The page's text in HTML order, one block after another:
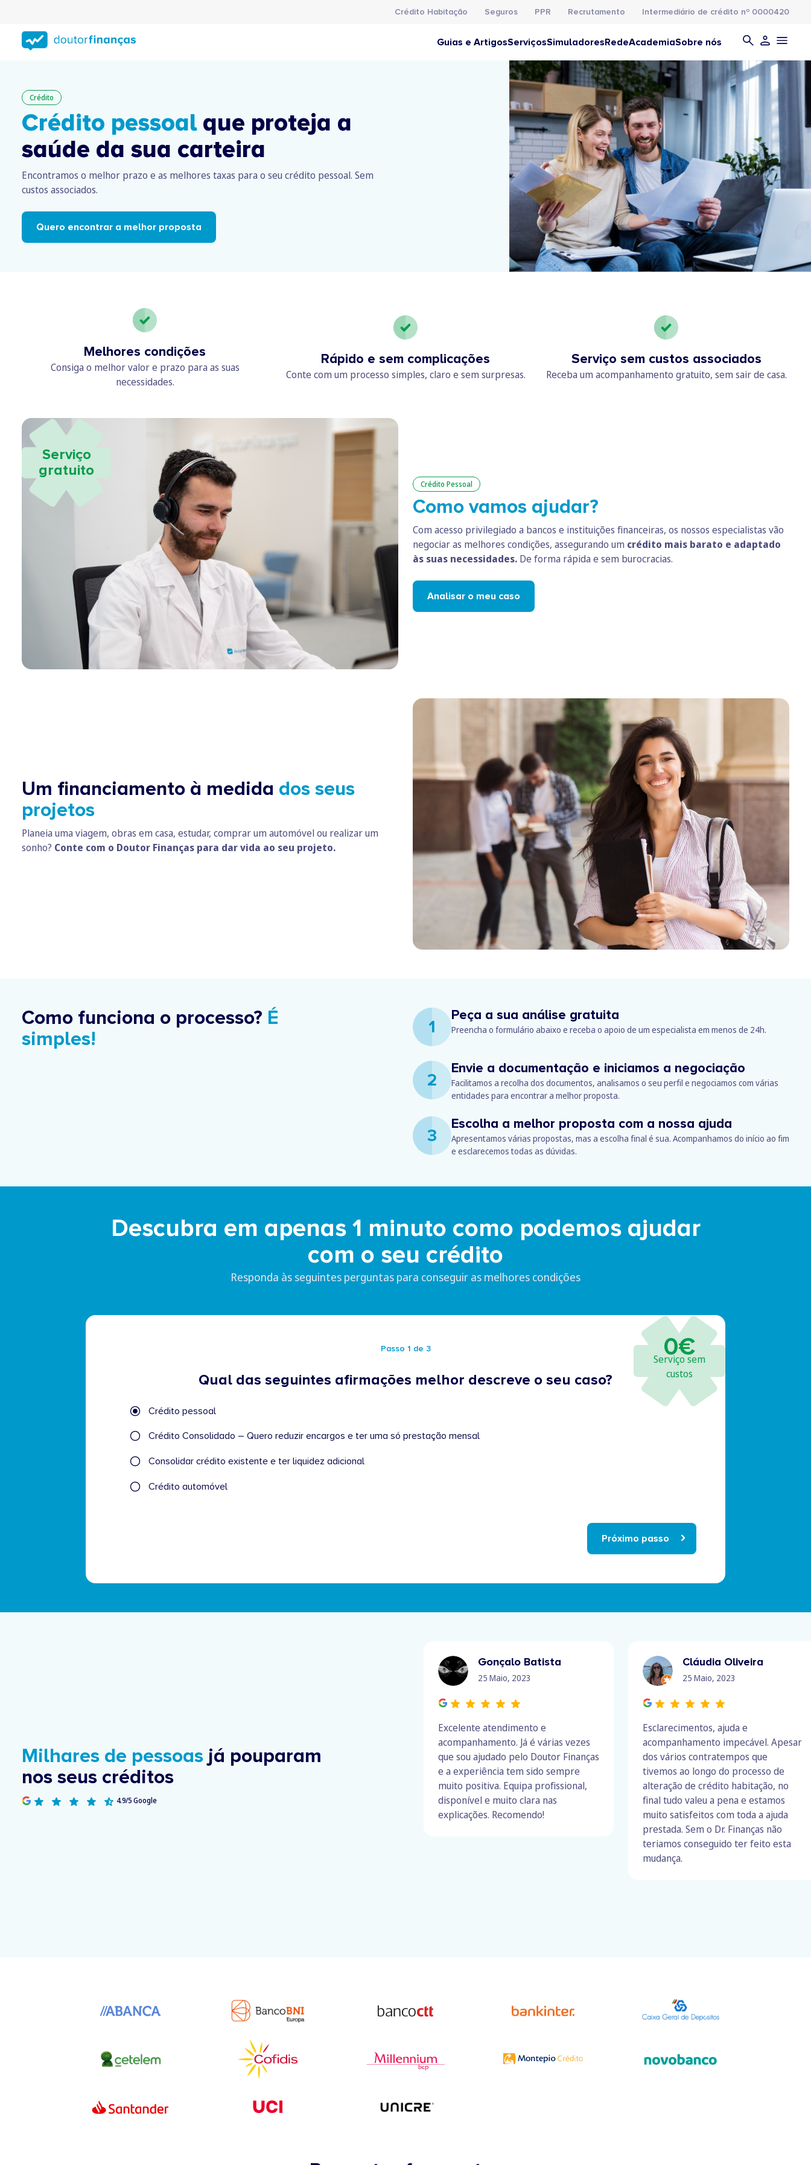
conteúdo
principal
Crédito Habitação Seguros PPR Recrutamento Intermediário de crédito nº 0000420
Guias e ArtigosServiçosSimuladoresRedeAcademiaSobre nós
Crédito
Crédito pessoal que proteja a
saúde da sua carteira
Encontramos o melhor prazo e as melhores taxas para o seu crédito pessoal. Sem
custos associados.
Quero encontrar a melhor proposta
Melhores condições
Consiga o melhor valor e prazo para as suas
necessidades.
Rápido e sem complicações
Conte com um processo simples, claro e sem surpresas.
Serviço sem custos associados
Receba um acompanhamento gratuito, sem sair de casa.
Crédito Pessoal
Como vamos ajudar?
Com acesso privilegiado a bancos e instituições financeiras, os nossos especialistas vão
negociar as melhores condições, assegurando um crédito mais barato e adaptado
às suas necessidades. De forma rápida e sem burocracias.
Analisar o meu caso
Serviço
gratuito
Um financiamento à medida dos seus
projetos
Planeia uma viagem, obras em casa, estudar, comprar um automóvel ou realizar um
sonho? Conte com o Doutor Finanças para dar vida ao seu projeto.
Como funciona o processo? É
simples!
1
Peça a sua análise gratuita
Preencha o formulário abaixo e receba o apoio de um especialista em menos de 24h.
2
Envie a documentação e iniciamos a negociação
Facilitamos a recolha dos documentos, analisamos o seu perfil e negociamos com várias
entidades para encontrar a melhor proposta.
3
Escolha a melhor proposta com a nossa ajuda
Apresentamos várias propostas, mas a escolha final é sua. Acompanhamos do início ao fim
e esclarecemos todas as dúvidas.
Descubra em apenas 1 minuto como podemos ajudar
com o seu crédito
Responda às seguintes perguntas para conseguir as melhores condições
Passo 1 de 3
Qual das seguintes afirmações melhor descreve o seu caso?
Qual
seguintes
melhor
Crédito pessoal
Crédito Consolidado – Quero reduzir encargos e ter uma só prestação mensal
Consolidar crédito existente e ter liquidez adicional
Crédito automóvel
Próximo passo
0€
Serviço sem
custos
Milhares de pessoasjá pouparam
nos seus créditos
4.9/5 Google
Gonçalo Batista
25 Maio, 2023
Excelente atendimento e
acompanhamento. Já é várias vezes
que sou ajudado pelo Doutor Finanças
e a experiência tem sido sempre
muito positiva. Equipa profissional,
disponível e muito clara nas
explicações. Recomendo!
Cláudia Oliveira
25 Maio, 2023
Esclarecimentos, ajuda e
acompanhamento impecável. Apesar
dos vários contratempos que
tivemos ao longo do processo de
alteração de crédito habitação, no
final tudo valeu a pena e estamos
muito satisfeitos com toda a ajuda
prestada. Sem o Dr. Finanças não
teriamos conseguido ter feito esta
mudança.